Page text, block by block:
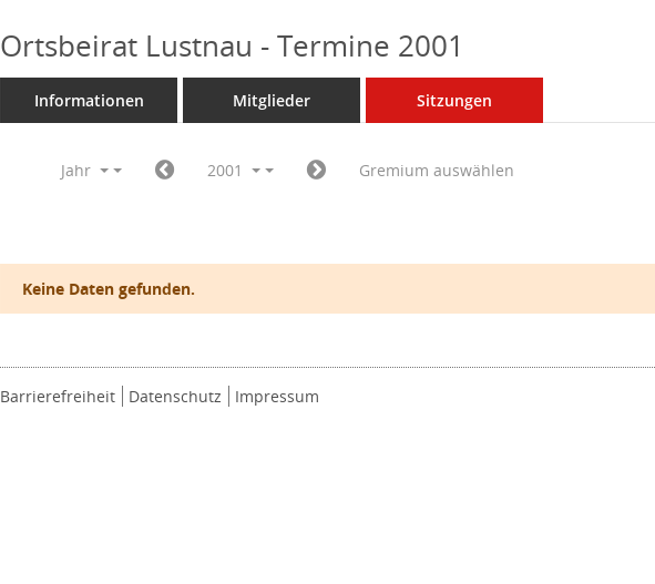
Ortsbeirat Lustnau - Termine 2001
Informationen Mitglieder Sitzungen
Jahr 2001 Gremium auswählen
Keine Daten gefunden.
Barrierefreiheit Datenschutz Impressum